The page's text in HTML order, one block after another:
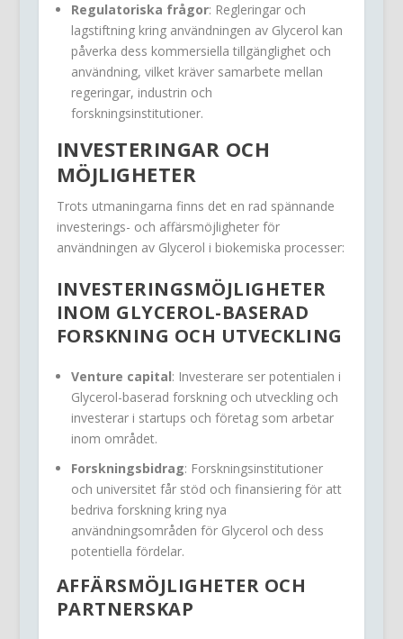
Regulatoriska frågor: Regleringar och
lagstiftning kring användningen av Glycerol kan
påverka dess kommersiella tillgänglighet och
användning, vilket kräver samarbete mellan
regeringar, industrin och
forskningsinstitutioner.
INVESTERINGAR OCH
MÖJLIGHETER
Trots utmaningarna finns det en rad spännande
investerings- och affärsmöjligheter för
användningen av Glycerol i biokemiska processer:
INVESTERINGSMÖJLIGHETER
INOM GLYCEROL-BASERAD
FORSKNING OCH UTVECKLING
Venture capital: Investerare ser potentialen i
Glycerol-baserad forskning och utveckling och
investerar i startups och företag som arbetar
inom området.
Forskningsbidrag: Forskningsinstitutioner
och universitet får stöd och finansiering för att
bedriva forskning kring nya
användningsområden för Glycerol och dess
potentiella fördelar.
AFFÄRSMÖJLIGHETER OCH
PARTNERSKAP